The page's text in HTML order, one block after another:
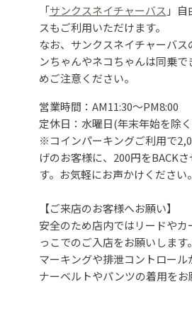
「サンクスネイチャーバス 」
スもご利用いただけます。
なお、サンクスネイチャーバス
ンちゃんやネコちゃんは同乗で
めご注意ください。
営業時間：AM11:30～PM8:00
定休日：水曜日(年末年始を除
※コインパーキングご利用で
げのお客様に、200円をBACK
す。お気軽にお声かけください。
【ご来店のお客様へお願い】
安全のため店内ではリードやカ
っこでのご入店をお願いします。
マーキングや排泄コントロール
ナーベルトやパンツの着用をお